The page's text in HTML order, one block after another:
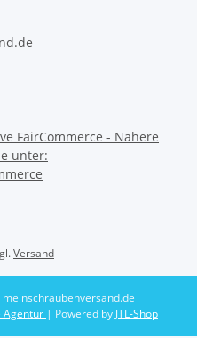
Versand
Agentur | Powered by JTL-Shop